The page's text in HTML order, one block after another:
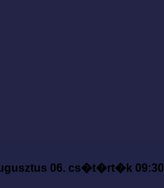
06. cs�t�rt�k 09:30